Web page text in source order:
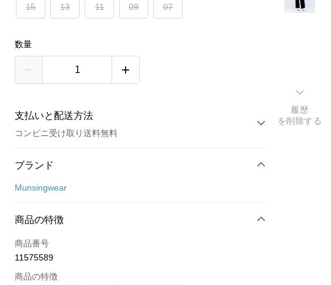
15 13 11 09 07
数量
支払いと配送方法
コンビニ受け取り送料無料
お支払い方法
クレジットカード1回払い
Apple Pay
JKOPAY
ブランド
Munsingwear
商品の特徴
商品番号
11575589
商品の特徴
履歴
を削除する